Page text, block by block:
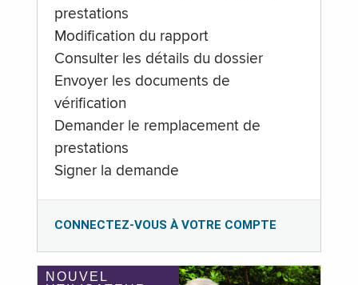
prestations
Modification du rapport
Consulter les détails du dossier
Envoyer les documents de
vérification
Demander le remplacement de
prestations
Signer la demande
CONNECTEZ-VOUS À VOTRE COMPTE
NOUVEL